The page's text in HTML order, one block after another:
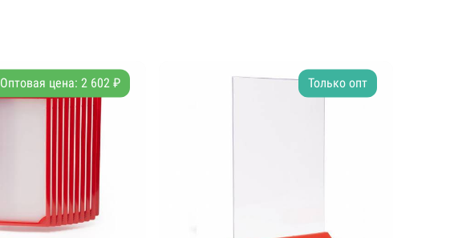
Оптовая цена: 2 602 ₽ Только опт